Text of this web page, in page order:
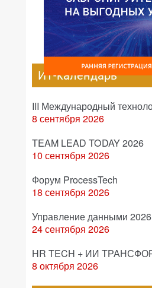
ИТ-календарь
III Международный
8 сентября 2026
TEAM LEAD TODAY 2026
10 сентября 2026
Форум ProcessTech
18 сентября 2026
Управление данными 2026
24 сентября 2026
HR TECH + ИИ
8 октября 2026